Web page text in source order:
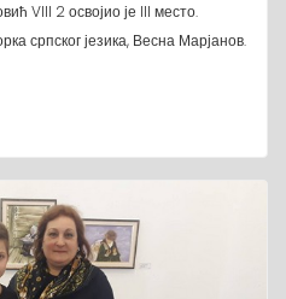
VIII 2 освојио је III место.
српског језика, Весна Марјанов.